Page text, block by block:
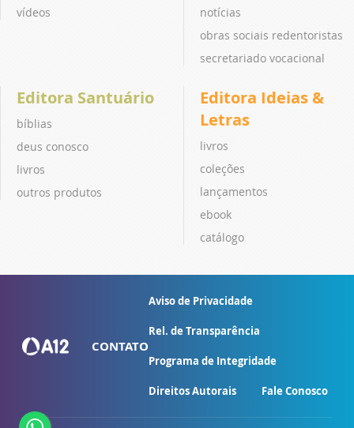
vídeos
notícias
obras sociais redentoristas
secretariado vocacional
Editora Santuário
bíblias
deus conosco
livros
outros produtos
Editora Ideias &
Letras
livros
coleções
lançamentos
ebook
catálogo
CONTATO
Aviso de Privacidade
Rel. de Transparência
Programa de Integridade
Direitos Autorais Fale Conosco